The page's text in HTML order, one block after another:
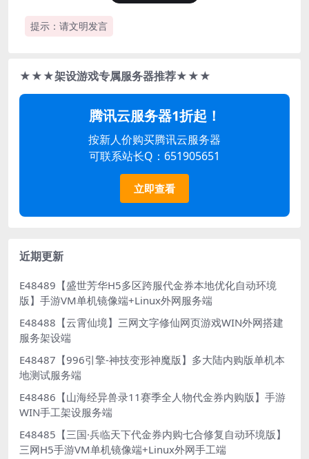
提示：请文明发言
★★★架设游戏专属服务器推荐★★★
腾讯云服务器1折起！
按新人价购买腾讯云服务器
可联系站长Q：651905651
立即查看
近期更新
E48489【盛世芳华H5多区跨服代金券本地优化自动环境
版】手游VM单机镜像端+Linux外网服务端
E48488【云霄仙境】三网文字修仙网页游戏WIN外网搭建
服务架设端
E48487【996引擎-神技变形神魔版】多大陆内购版单机本
地测试服务端
E48486【山海经异兽录11赛季全人物代金券内购版】手游
WIN手工架设服务端
E48485【三国·兵临天下代金券内购七合修复自动环境版】
三网H5手游VM单机镜像端+Linux外网手工端